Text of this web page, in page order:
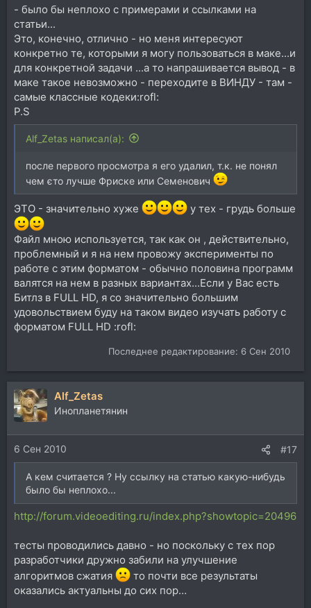
- было бы неплохо с примерами и ссылками на
статьи...
Это, конечно, отлично - но меня интересуют
конкретно те, которыми я могу пользоваться в маке...и
для конкретной задачи ...а то напрашивается вывод - в
маке такое невозможно - переходите в ВИНДУ - там -
самые классные кодеки:rofl:
P.S
Alf_Zetas написал(а):
после первого просмотра я его удалил, т.к. не понял
чем єто лучше Фриске или Семенович
ЭТО - значительно хуже у тех - грудь больше
Файл мною используется, так как он , действительно,
проблемный и я на нем провожу эксперименты по
работе с этим форматом - обычно половина программ
валятся на нем в разных вариантах...Если у Вас есть
Битлз в FULL HD, я со значительно большим
удовольствием буду на таком видео изучать работу с
форматом FULL HD :rofl:
Последнее редактирование: 6 Сен 2010
Alf_Zetas
Инопланетянин
6 Сен 2010 #17
А кем считается ? Ну ссылку на статью какую-нибудь
было бы неплохо...
http://forum.videoediting.ru/index.php?showtopic=20496
тесты проводились давно - но поскольку с тех пор
разработчики дружно забили на улучшение
алгоритмов сжатия
то почти все результаты
оказались актуальны до сих пор…